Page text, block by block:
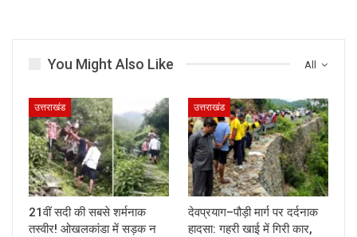
All
You Might Also Like
उत्तराखंड
21वीं सदी की सबसे शर्मनाक
तस्वीर! ओखलकांडा में सड़क न
उत्तराखंड
देवप्रयाग–पौड़ी मार्ग पर दर्दनाक
हादसा: गहरी खाई में गिरी कार,